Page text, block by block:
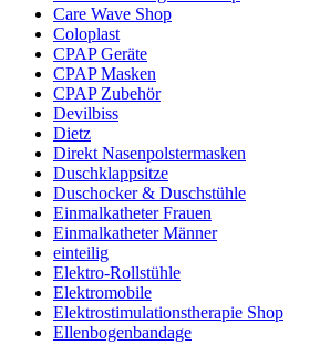
Care Wave Shop
Coloplast
CPAP Geräte
CPAP Masken
CPAP Zubehör
Devilbiss
Dietz
Direkt Nasenpolstermasken
Duschklappsitze
Duschocker & Duschstühle
Einmalkatheter Frauen
Einmalkatheter Männer
einteilig
Elektro-Rollstühle
Elektromobile
Elektrostimulationstherapie Shop
Ellenbogenbandage